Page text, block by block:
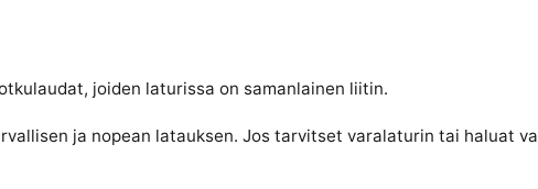
joiden laturissa on samanlainen liitin.
ja nopean latauksen. Jos tarvitset varalaturin tai haluat